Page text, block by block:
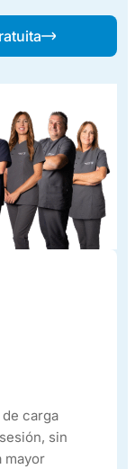
carga
sin
mayor